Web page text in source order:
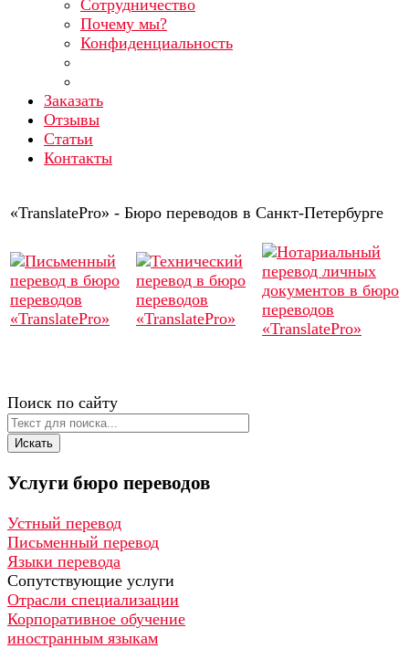
Сотрудничество
Почему мы?
Конфиденциальность
Заказать
Отзывы
Статьи
Контакты
«TranslatePro» - Бюро переводов в Санкт-Петербурге
Поиск по сайту
Искать
Услуги бюро переводов
Устный перевод
Письменный перевод
Языки перевода
Сопутствующие услуги
Отрасли специализации
Корпоративное обучение
иностранным языкам